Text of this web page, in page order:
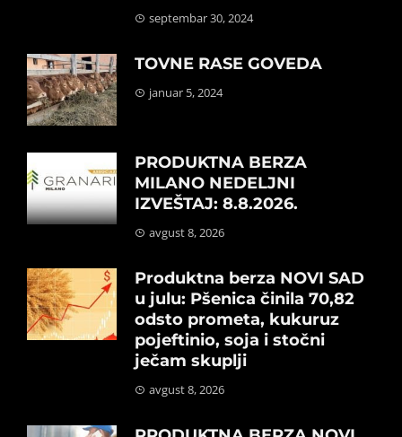
septembar 30, 2024
TOVNE RASE GOVEDA
januar 5, 2024
PRODUKTNA BERZA
MILANO NEDELJNI
IZVEŠTAJ: 8.8.2026.
avgust 8, 2026
Produktna berza NOVI SAD
u julu: Pšenica činila 70,82
odsto prometa, kukuruz
pojeftinio, soja i stočni
ječam skuplji
avgust 8, 2026